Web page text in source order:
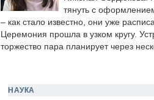
тянуть с
– как стало известно, они уже
Церемония прошла в узком кругу.
торжество пара планирует через
НАУКА